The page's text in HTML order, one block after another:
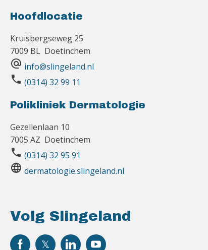
Hoofdlocatie
Kruisbergseweg 25
7009 BL Doetinchem
alternate_email info@slingeland.nl
phone (0314) 32 99 11
Polikliniek Dermatologie
Gezellenlaan 10
7005 AZ Doetinchem
phone (0314) 32 95 91
language dermatologie.slingeland.nl
Volg Slingeland